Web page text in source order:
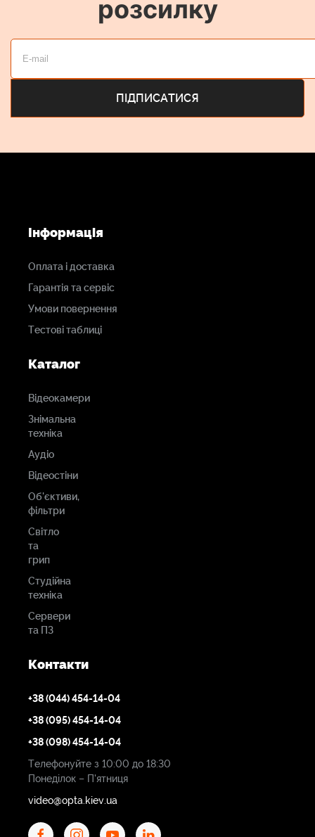
розсилку
Інформація
Оплата і доставка
Гарантія та сервіс
Умови повернення
Тестові таблиці
Каталог
Відеокамери
Знімальна
техніка
Аудіо
Відеостіни
Об'єктиви,
фільтри
Світло
та
грип
Студійна
техніка
Сервери
та ПЗ
Контакти
+38 (044) 454-14-04
+38 (095) 454-14-04
+38 (098) 454-14-04
Телефонуйте з 10:00 до 18:30
Понеділок – П'ятниця
video@opta.kiev.ua